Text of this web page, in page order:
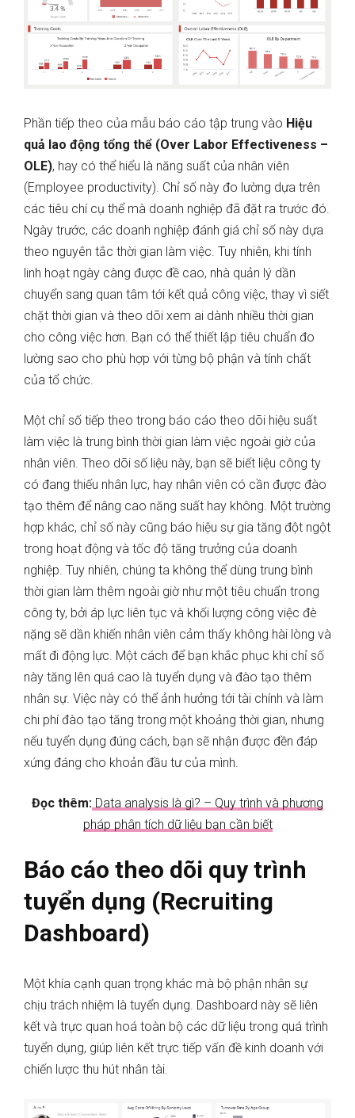
Phần tiếp theo của mẫu báo cáo tập trung vào Hiệu
quả lao động tổng thể (Over Labor Effectiveness –
OLE), hay có thể hiểu là năng suất của nhân viên
(Employee productivity). Chỉ số này đo lường dựa trên
các tiêu chí cụ thể mà doanh nghiệp đã đặt ra trước đó.
Ngày trước, các doanh nghiệp đánh giá chỉ số này dựa
theo nguyên tắc thời gian làm việc. Tuy nhiên, khi tính
linh hoạt ngày càng được đề cao, nhà quản lý dần
chuyển sang quan tâm tới kết quả công việc, thay vì siết
chặt thời gian và theo dõi xem ai dành nhiều thời gian
cho công việc hơn. Bạn có thể thiết lập tiêu chuẩn đo
lường sao cho phù hợp với từng bộ phận và tính chất
của tổ chức.
Một chỉ số tiếp theo trong báo cáo theo dõi hiệu suất
làm việc là trung bình thời gian làm việc ngoài giờ của
nhân viên. Theo dõi số liệu này, bạn sẽ biết liệu công ty
có đang thiếu nhân lực, hay nhân viên có cần được đào
tạo thêm để nâng cao năng suất hay không. Một trường
hợp khác, chỉ số này cũng báo hiệu sự gia tăng đột ngột
trong hoạt động và tốc độ tăng trưởng của doanh
nghiệp. Tuy nhiên, chúng ta không thể dùng trung bình
thời gian làm thêm ngoài giờ như một tiêu chuẩn trong
công ty, bởi áp lực liên tục và khối lượng công việc đè
nặng sẽ dần khiến nhân viên cảm thấy không hài lòng và
mất đi động lực. Một cách để bạn khắc phục khi chỉ số
này tăng lên quá cao là tuyển dụng và đào tạo thêm
nhân sự. Việc này có thể ảnh hưởng tới tài chính và làm
chi phí đào tạo tăng trong một khoảng thời gian, nhưng
nếu tuyển dụng đúng cách, bạn sẽ nhận được đền đáp
xứng đáng cho khoản đầu tư của mình.
Đọc thêm: Data analysis là gì? – Quy trình và phương
pháp phân tích dữ liệu bạn cần biết
Báo cáo theo dõi quy trình
tuyển dụng (Recruiting
Dashboard)
Một khía cạnh quan trọng khác mà bộ phận nhân sự
chịu trách nhiệm là tuyển dụng. Dashboard này sẽ liên
kết và trực quan hoá toàn bộ các dữ liệu trong quá trình
tuyển dụng, giúp liên kết trực tiếp vấn đề kinh doanh với
chiến lược thu hút nhân tài.